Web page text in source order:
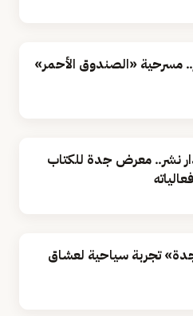
مسرحية «الصندوق الأحمر»
أكثر من 1000 دار نشر.. معرض جدة للكتاب
تجربة سياحية لعشاق